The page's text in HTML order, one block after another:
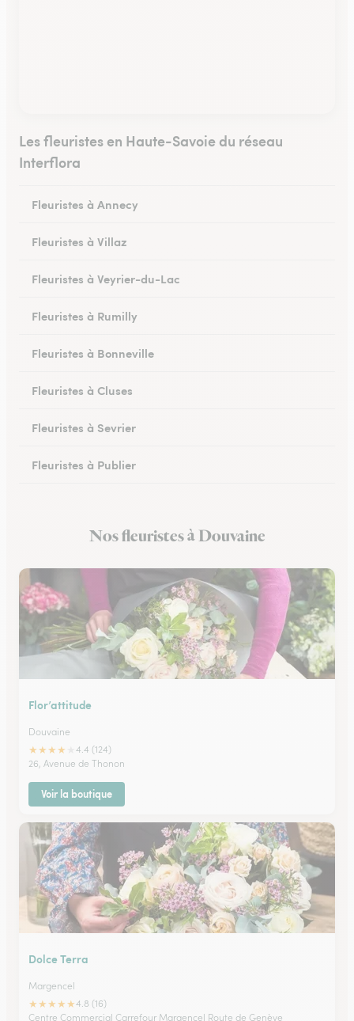
Les fleuristes en Haute-Savoie du réseau
Interflora
Fleuristes à Annecy
Fleuristes à Villaz
Fleuristes à Veyrier-du-Lac
Fleuristes à Rumilly
Fleuristes à Bonneville
Fleuristes à Cluses
Fleuristes à Sevrier
Fleuristes à Publier
Fleuristes à Abondance
Nos fleuristes à Douvaine
Flor’attitude
Douvaine
★★★★
4.4 (124)
26, Avenue de Thonon
Voir la boutique
Dolce Terra
Margencel
★★★★★4.8 (16)
Centre Commercial Carrefour Margencel Route de Genève